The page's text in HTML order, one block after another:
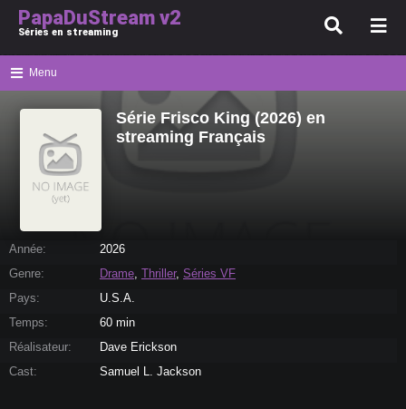
PapaDuStream v2
Séries en streaming
Menu
Série Frisco King (2026) en
streaming Français
Année:
2026
Genre:
Drame, Thriller, Séries VF
Pays:
U.S.A.
Temps:
60 min
Réalisateur:
Dave Erickson
Cast:
Samuel L. Jackson